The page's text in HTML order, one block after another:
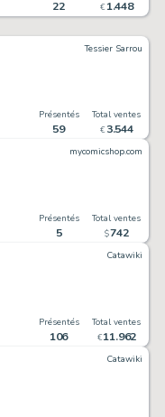
22 € 1.448
Tessier Sarrou
Présentés
59
Total ventes
€ 3.544
mycomicshop.com
Présentés
5
Total ventes
$742
Catawiki
Présentés
106
Total ventes
€11.962
Catawiki